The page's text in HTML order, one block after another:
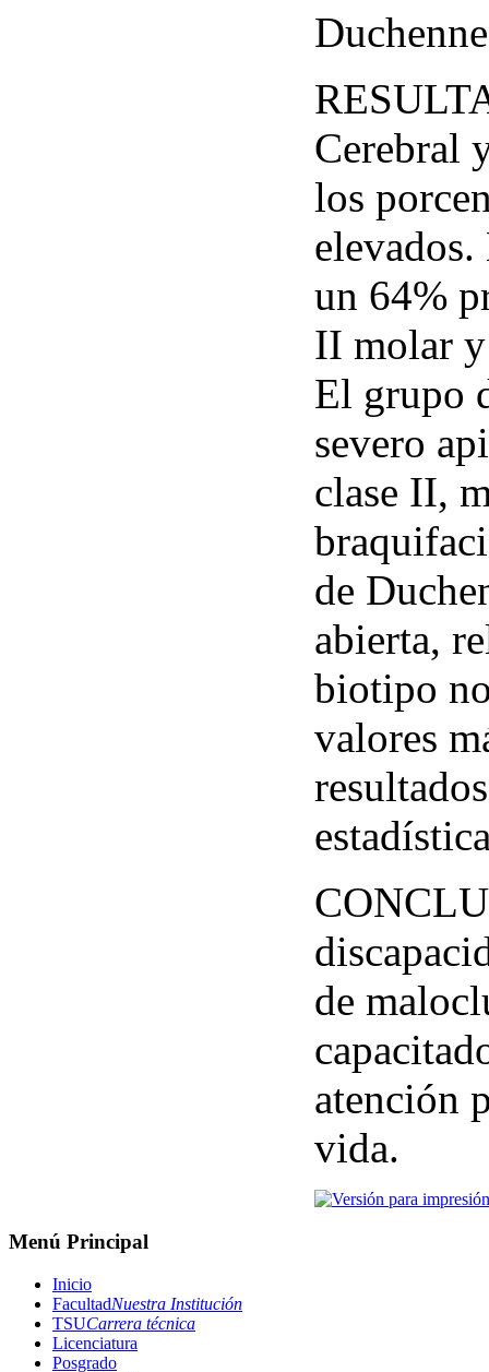
Cerebral
los
un 64%
II molar
El grupo
severo
clase II,
de
abierta,
biotipo
valores
de
atención
vida.
Menú Principal
Inicio
FacultadNuestra Institución
TSUCarrera técnica
Licenciatura
Posgrado